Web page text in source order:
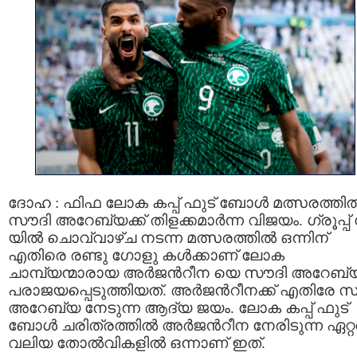
ദോഹ : ഫിഫ ലോക കപ്പ് ഫുട് ബോള്‍
സൗദി അറേബ്യക്ക് തിളക്കമാര്‍ന്ന വിജയം. ഗ്രൂപ്പ്
യില്‍ ചൊവ്വാഴ്ച നടന്ന മത്സരത്തില്‍ ഒന്നിന്
എതിരെ രണ്ടു ഗോളു കള്‍ക്കാണ് ലോക
ചാമ്പ്യന്മാരായ അര്‍ജന്‍റീന യെ സൗദി
പരാജയപ്പെടുത്തിയത്. അര്‍ജന്‍റീനക്ക് എതിരേ
അറേബ്യ നേടുന്ന ആദ്യ ജയം. ലോക കപ്പ് ഫുട്
ബോള്‍ ചരിത്രത്തില്‍ അര്‍ജന്‍റീന നേരിടുന്ന
വലിയ തോല്‍വികളില്‍ ഒന്നാണ് ഇത്.